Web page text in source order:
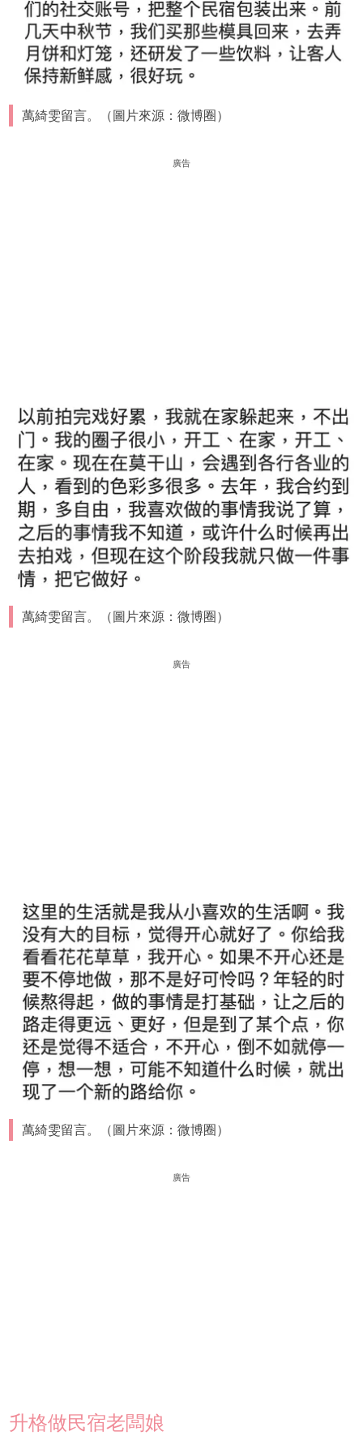
萬綺雯留言。（圖片來源：微博圈）
廣告
萬綺雯留言。（圖片來源：微博圈）
廣告
萬綺雯留言。（圖片來源：微博圈）
廣告
升格做民宿老闆娘